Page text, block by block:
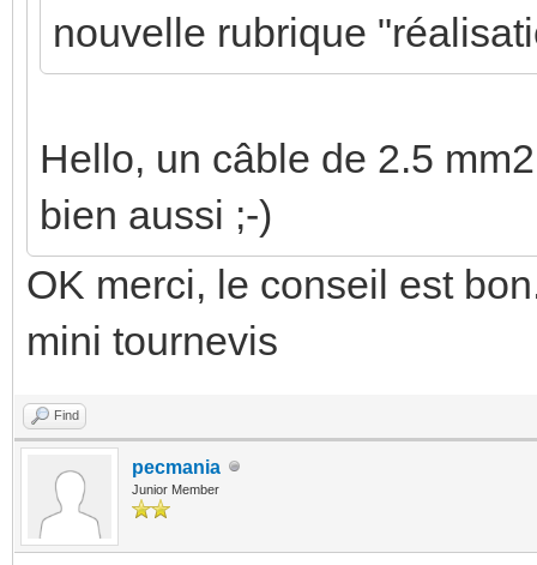
nouvelle rubrique
Hello, un câble de 2.5
bien aussi ;-)
OK merci, le conseil est
mini tournevis
Find
pecmania
Junior Member